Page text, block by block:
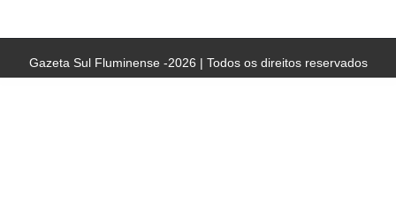
Gazeta Sul Fluminense -2026 | Todos os direitos reservados